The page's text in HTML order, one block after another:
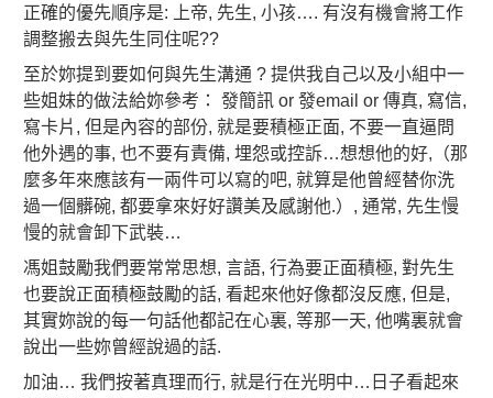
正確的優先順序是: 上帝, 先生, 小孩…. 有沒有機會將工作
調整搬去與先生同住呢??
至於妳提到要如何與先生溝通 ? 提供我自己以及小組中一
些姐妹的做法給妳參考： 發簡訊 or 發email or 傳真, 寫信,
寫卡片, 但是內容的部份, 就是要積極正面, 不要一直逼問
他外遇的事, 也不要有責備, 埋怨或控訴…想想他的好,（那
麼多年來應該有一兩件可以寫的吧, 就算是他曾經替你洗
過一個髒碗, 都要拿來好好讚美及感謝他.）, 通常, 先生慢
慢的就會卸下武裝…
馮姐鼓勵我們要常常思想, 言語, 行為要正面積極, 對先生
也要說正面積極鼓勵的話, 看起來他好像都沒反應, 但是,
其實妳說的每一句話他都記在心裏, 等那一天, 他嘴裏就會
說出一些妳曾經說過的話.
加油… 我們按著真理而行, 就是行在光明中…日子看起來